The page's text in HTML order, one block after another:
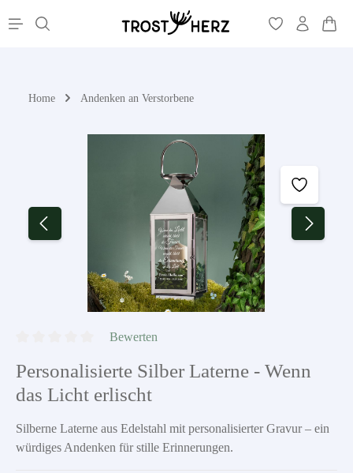
springen
Home Andenken an Verstorbene
Bewerten
Personalisierte Silber Laterne - Wenn
das Licht erlischt
Silberne Laterne aus Edelstahl mit personalisierter Gravur – ein
würdiges Andenken für stille Erinnerungen.